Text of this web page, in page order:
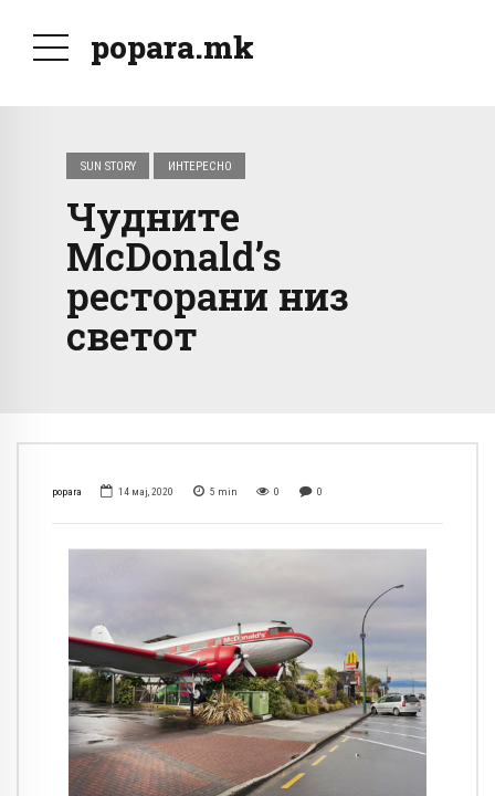
popara.mk
SUN STORY ИНТЕРЕСНО
Чудните
McDonald’s
ресторани низ
светот
popara 14 мај, 2020 5 min 0 0